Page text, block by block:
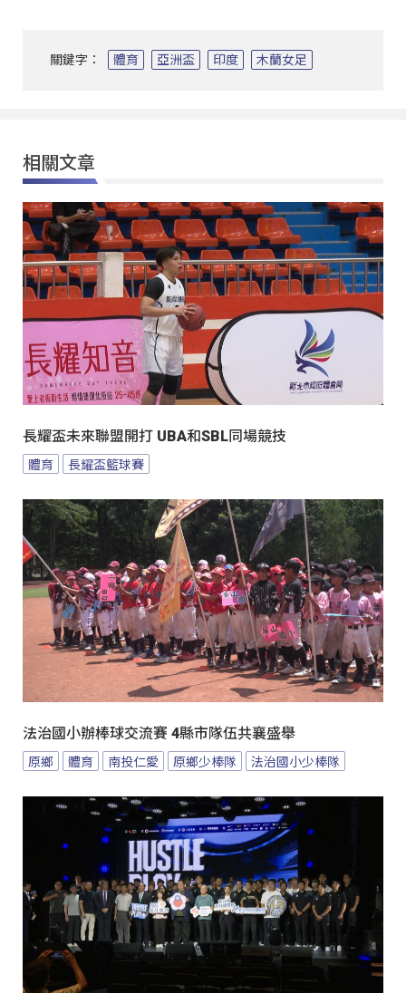
關鍵字： 體育 亞洲盃 印度 木蘭女足
相關文章
長耀盃未來聯盟開打 UBA和SBL同場競技
體育 長耀盃籃球賽
法治國小辦棒球交流賽 4縣市隊伍共襄盛舉
原鄉 體育 南投仁愛 原鄉少棒隊 法治國小少棒隊